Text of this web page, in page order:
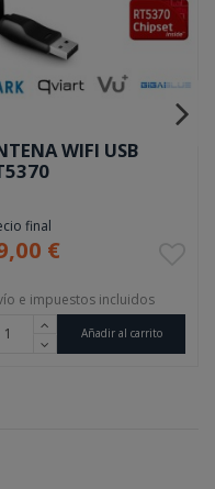
WIFI USB
final
€
e impuestos incluidos
Añadir al carrito